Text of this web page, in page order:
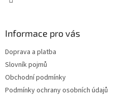
Informace pro vás
Doprava a platba
Slovník pojmů
Obchodní podmínky
Podmínky ochrany osobních údajů